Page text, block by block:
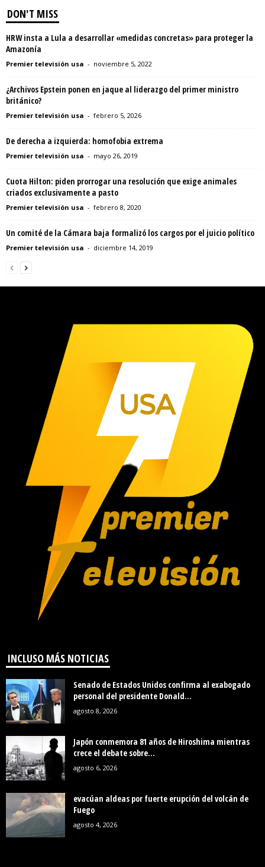
DON'T MISS
HRW insta a Lula a desarrollar «medidas concretas» para proteger la
Amazonía
Premier televisión usa - noviembre 5, 2022
¿Archivos Epstein ponen en jaque al liderazgo del primer ministro
británico?
Premier televisión usa - febrero 5, 2026
De derecha a izquierda: homofobia extrema
Premier televisión usa - mayo 26, 2019
Cuota Hilton: piden prorrogar una resolución que exige animales
criados exclusivamente a pasto
Premier televisión usa - febrero 8, 2020
Un comité de la Cámara baja formalizó los cargos por el juicio político
Premier televisión usa - diciembre 14, 2019
INCLUSO MÁS NOTICIAS
Senado de Estados Unidos confirma al exabogado
personal del presidente Donald...
agosto 8, 2026
Japón conmemora 81 años de Hiroshima mientras
crece el debate sobre...
agosto 6, 2026
evacúan aldeas por fuerte erupción del volcán de
Fuego
agosto 4, 2026